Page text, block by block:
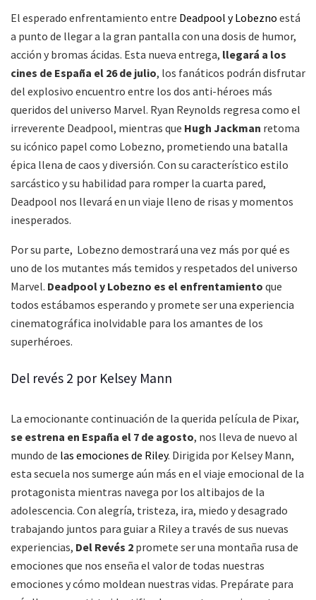
El esperado enfrentamiento entre Deadpool y Lobezno está
a punto de llegar a la gran pantalla con una dosis de humor,
acción y bromas ácidas. Esta nueva entrega, llegará a los
cines de España el 26 de julio, los fanáticos podrán disfrutar
del explosivo encuentro entre los dos anti-héroes más
queridos del universo Marvel. Ryan Reynolds regresa como el
irreverente Deadpool, mientras que Hugh Jackman retoma
su icónico papel como Lobezno, prometiendo una batalla
épica llena de caos y diversión. Con su característico estilo
sarcástico y su habilidad para romper la cuarta pared,
Deadpool nos llevará en un viaje lleno de risas y momentos
inesperados.
Por su parte, Lobezno demostrará una vez más por qué es
uno de los mutantes más temidos y respetados del universo
Marvel. Deadpool y Lobezno es el enfrentamiento que
todos estábamos esperando y promete ser una experiencia
cinematográfica inolvidable para los amantes de los
superhéroes.
Del revés 2 por Kelsey Mann
La emocionante continuación de la querida película de Pixar,
se estrena en España el 7 de agosto, nos lleva de nuevo al
mundo de las emociones de Riley. Dirigida por Kelsey Mann,
esta secuela nos sumerge aún más en el viaje emocional de la
protagonista mientras navega por los altibajos de la
adolescencia. Con alegría, tristeza, ira, miedo y desagrado
trabajando juntos para guiar a Riley a través de sus nuevas
experiencias, Del Revés 2 promete ser una montaña rusa de
emociones que nos enseña el valor de todas nuestras
emociones y cómo moldean nuestras vidas. Prepárate para